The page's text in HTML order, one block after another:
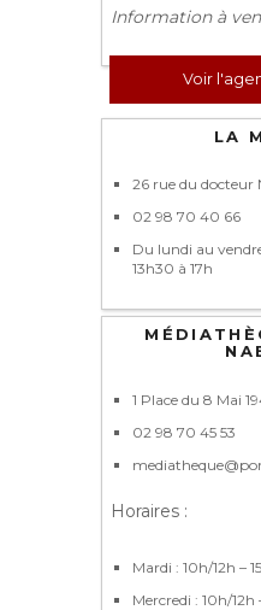
Information à
Voir
LA
26 rue du docteur
02 98 70 40 66
Du lundi au
13h30 à 17h
1 Place du 8 Mai
02 98 70 45 53
Horaires :
Mardi : 10h/12h –
Mercredi : 10h/12h